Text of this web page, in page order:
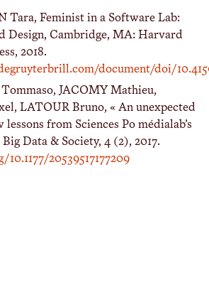
Tara, Feminist in a Software Lab:
Design, Cambridge, MA: Harvard
2018.
document/doi/
JACOMY Mathieu,
LATOUR Bruno, « An unexpected
from Sciences Po médialab’s
Data & Society, 4 (2), 2017.
20539517177209